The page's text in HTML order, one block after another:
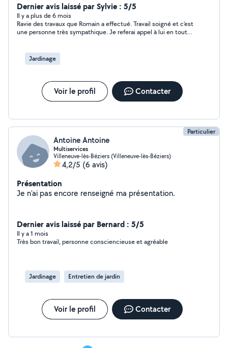
Dernier avis laissé par Sylvie : 5/5
Il y a plus de 6 mois
Ravie des travaux que Romain a effectué. Travail soigné et c'est
une personne très sympathique. Je referai appel à lui en toute
Jardinage
Voir le profil Contacter
Particulier
Antoine Antoine
Multiservices
Villeneuve-lès-Béziers (Villeneuve-lès-Béziers)
4,2/5 (6 avis)
Présentation
Je n'ai pas encore renseigné ma présentation.
Dernier avis laissé par Bernard : 5/5
Il y a 1 mois
Très bon travail, personne consciencieuse et agréable
Jardinage Entretien de jardin
Voir le profil Contacter